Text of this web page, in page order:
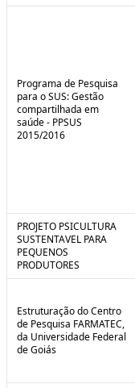
Programa de Pesquisa
para o SUS: Gestão
compartilhada em
saúde - PPSUS
2015/2016
PROJETO PSICULTURA
SUSTENTAVEL PARA
PEQUENOS
PRODUTORES
Estruturação do Centro
de Pesquisa FARMATEC,
da Universidade Federal
de Goiás